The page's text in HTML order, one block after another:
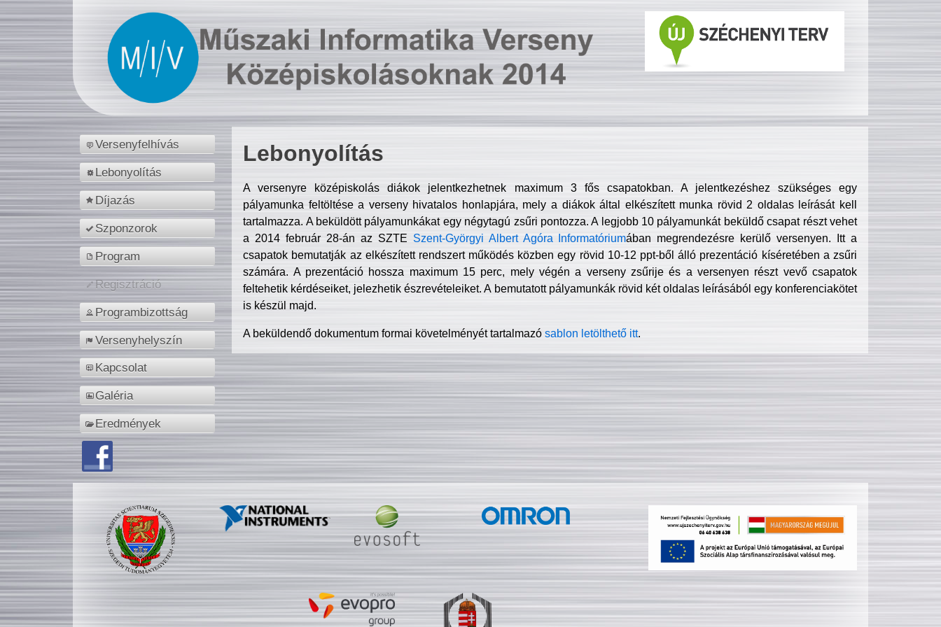
Versenyfelhívás
Lebonyolítás
Díjazás
Szponzorok
Program
Regisztráció
Programbizottság
Versenyhelyszín
Kapcsolat
Galéria
Eredmények
Lebonyolítás
A versenyre középiskolás diákok jelentkezhetnek maximum 3 fős csapatokban. A jelentkezéshez szükséges egy
pályamunka feltöltése a verseny hivatalos honlapjára, mely a diákok által elkészített munka rövid 2 oldalas leírását kell
tartalmazza. A beküldött pályamunkákat egy négytagú zsűri pontozza. A legjobb 10 pályamunkát beküldő csapat részt vehet
a 2014 február 28-án az SZTE Szent-Györgyi Albert Agóra Informatóriumában megrendezésre kerülő versenyen. Itt a
csapatok bemutatják az elkészített rendszert működés közben egy rövid 10-12 ppt-ből álló prezentáció kíséretében a zsűri
számára. A prezentáció hossza maximum 15 perc, mely végén a verseny zsűrije és a versenyen részt vevő csapatok
feltehetik kérdéseiket, jelezhetik észrevételeiket. A bemutatott pályamunkák rövid két oldalas leírásából egy konferenciakötet
is készül majd.
A beküldendő dokumentum formai követelményét tartalmazósablon letölthető itt.